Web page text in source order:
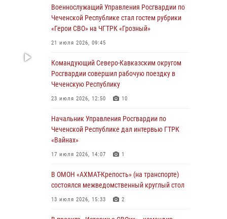
23 июля 2026, 12:50 10
Военнослужащий Управления Росгвардии по
Чеченской Республике стал гостем рубрики
21 июля 2026, 09:45
В ДНР росгвардейцы уничтожили около 80
вражеских беспилотников самолётного типа
В Грозном Росгвардия обеспечила
безопасность конно-спортивных
соревнований
Начальник Управления Росгвардии по
Чеченской Республике дал интервью ГТРК
Военнослужащий Управления Росгвардии по
Чеченской Республике стал гостем рубрики
«Герои СВО» на ЧГТРК «Грозный»
21 июля 2026, 09:45
Командующий Северо-Кавказским округом
Росгвардии совершил рабочую поездку в
Чеченскую Республику
23 июля 2026, 12:50 10
Начальник Управления Росгвардии по
Чеченской Республике дал интервью ГТРК
«Вайнах»
17 июля 2026, 14:07 1
В ОМОН «АХМАТ-Крепость» (на транспорте)
состоялся межведомственный круглый стол
13 июля 2026, 15:33 2